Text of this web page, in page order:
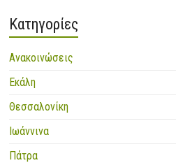
Kατηγορίες
Ανακοινώσεις
Εκάλη
Θεσσαλονίκη
Ιωάννινα
Πάτρα